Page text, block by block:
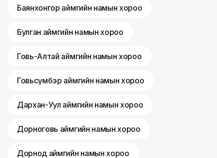
Баянхонгор аймгийн намын хороо
Булган аймгийн намын хороо
Говь-Алтай аймгийн намын хороо
Говьсүмбэр аймгийн намын хороо
Дархан-Уул аймгийн намын хороо
Дорноговь аймгийн намын хороо
Дорнод аймгийн намын хороо